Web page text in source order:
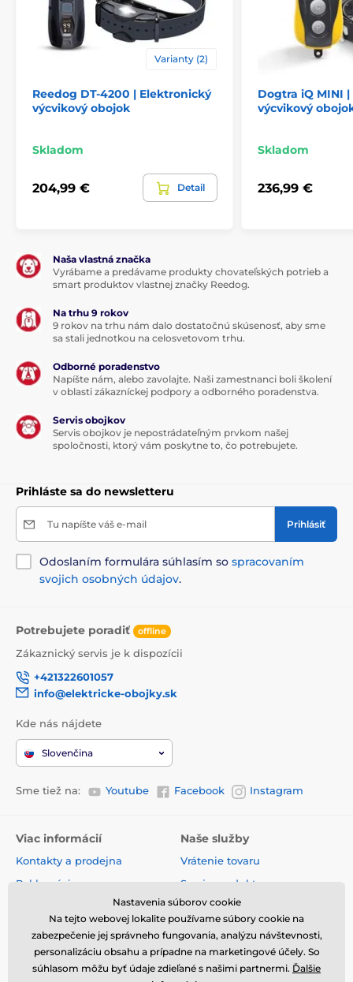
Varianty (2)
Reedog DT-4200 | Elektronický
výcvikový obojok
Skladom
204,99 € Detail
Dogtra iQ MINI
výcvikový
Skladom
236,99 €
Naša vlastná značka
Vyrábame a predávame produkty chovateľských potrieb a
smart produktov vlastnej značky Reedog.
Na trhu 9 rokov
9 rokov na trhu nám dalo dostatočnú skúsenosť, aby sme
sa stali jednotkou na celosvetovom trhu.
Odborné poradenstvo
Napíšte nám, alebo zavolajte. Naši zamestnanci boli školení
v oblasti zákazníckej podpory a odborného poradenstva.
Servis obojkov
Servis obojkov je nepostrádateľným prvkom našej
spoločnosti, ktorý vám poskytne to, čo potrebujete.
Prihláste sa do newsletteru
Tu napíšte váš e-mail Prihlásiť
Odoslaním formulára súhlasím so spracovaním
svojich osobných údajov.
Potrebujete poradiť offline
Zákaznický servis je k dispozícii
+421322601057
info@elektricke-obojky.sk
Kde nás nájdete
Slovenčina
Sme tiež na: Youtube Facebook Instagram
Viac informácií
Kontakty a prodejna
Reklamácie
O společnosti
Voľné pozície
Obchodné podmienky
Naše služby
Vrátenie tovaru
Servis produktov
Bazárový tovar
Velkoobchod
Články a novinky
Hodnotenia a recenzie
Nastavenia súborov cookie
Na tejto webovej lokalite používame súbory cookie na
zabezpečenie jej správneho fungovania, analýzu návštevnosti,
personalizáciu obsahu a prípadne na marketingové účely. So
súhlasom môžu byť údaje zdieľané s našimi partnermi. Ďalšie